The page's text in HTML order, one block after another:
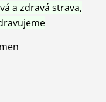
a zdravá strava,